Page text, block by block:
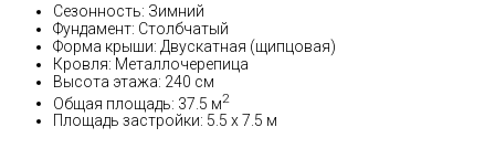
Сезонность: Зимний
Фундамент: Столбчатый
Форма крыши: Двускатная (щипцовая)
Кровля: Металлочерепица
Высота этажа: 240 см
Общая площадь: 37.5 м2
Площадь застройки: 5.5 x 7.5 м